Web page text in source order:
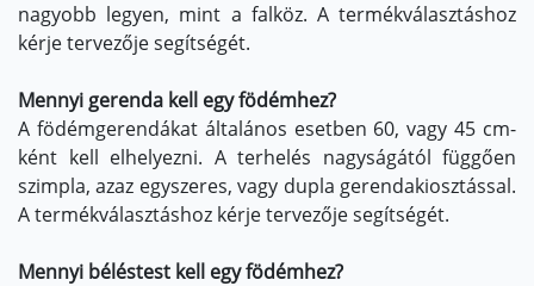
nagyobb legyen, mint a falköz. A termékválasztáshoz
kérje tervezője segítségét.
Mennyi gerenda kell egy födémhez?
A födémgerendákat általános esetben 60, vagy 45 cm-
ként kell elhelyezni. A terhelés nagyságától függően
szimpla, azaz egyszeres, vagy dupla gerendakiosztással.
A termékválasztáshoz kérje tervezője segítségét.
Mennyi béléstest kell egy födémhez?